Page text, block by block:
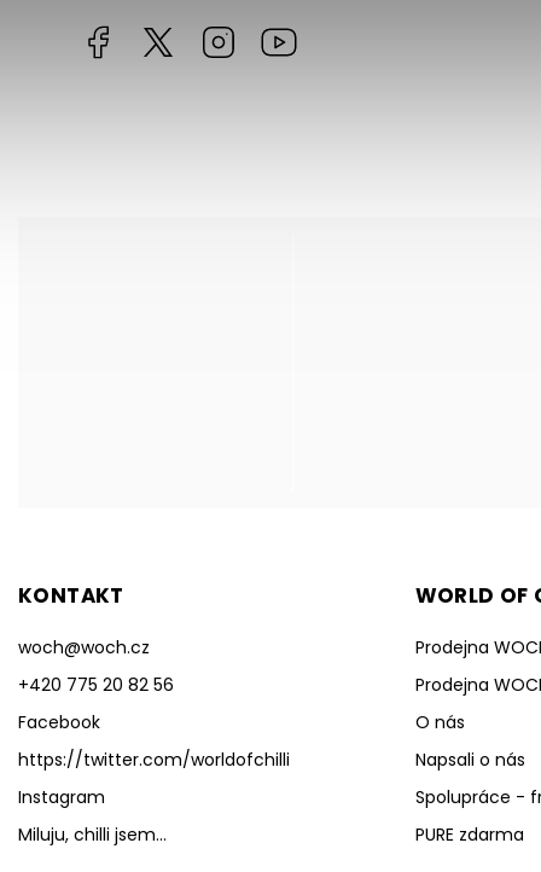
Facebookhttps://twitter.com/worldofchilli
Instagram
KONTAKT
woch@woch.cz
+420 775 20 82 56
Facebook
https://twitter.com/worldofchilli
Instagram
Miluju, chilli jsem...
WORLD OF
Prodejna
Prodejna
O nás
Napsali o nás
Spolupráce -
PURE zdarma